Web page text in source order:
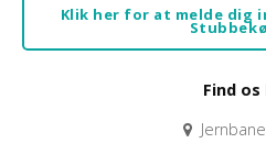
Klik her for at melde dig
Find os